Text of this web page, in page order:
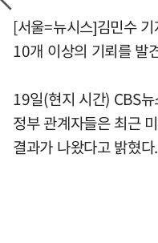
[서울=뉴시스]김민수
10개 이상의 기뢰를 발
19일(현지 시간) CBS
정부 관계자들은 최근
결과가 나왔다고 밝혔다.